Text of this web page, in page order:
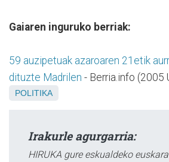
Gaiaren inguruko berriak:
59 auzipetuak azaroaren 21etik
dituzte Madrilen - Berria.info (2005
POLITIKA
Irakurle agurgarria:
HIRUKA gure eskualdeko